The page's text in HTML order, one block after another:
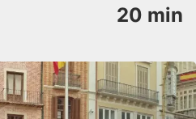
20 min